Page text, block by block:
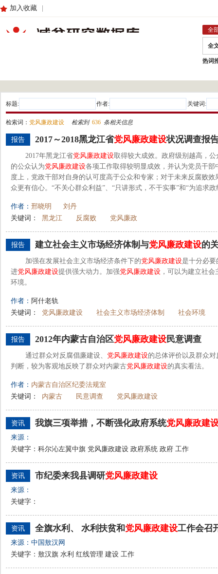
加入收藏
全
全
热词
标题: 作者: 关键词:
检索词： 党风廉政建设 检索到 636 条相关信息
报告 2017～2018黑龙江省党风廉政建设状况调查报
2017年黑龙江省党风廉政建设取得较大成效。政府级别越高，
的公众认为党风廉政建设各项工作取得较明显成效，并认为党员干
度上，党政干部对自身的认可度高于公众和专家；对于未来反腐败
众更有信心。“不关心群众利益”、“只讲形式，不干实事”和“为追求
作者： 邢晓明
刘丹
关键词：
黑龙江 反腐败 党风廉政
报告 建立社会主义市场经济体制与党风廉政建设的
加强在发展社会主义市场经济条件下的党风廉政建设是十分必
进党风廉政建设提供强大动力。加强党风廉政建设 ，可以为建立社
环境。
作者： 阿什老轨
关键词：
党风廉政建设 社会主义市场经济体制 社会环境
报告 2012年内蒙古自治区党风廉政建设民意调查
通过群众对反腐倡廉建设、 党风廉政建设的总体评价以及群众
判断，较为客观地反映了群众对内蒙古党风廉政建设的真实看法。
作者： 内蒙古自治区纪委法规室
关键词：
内蒙古 民意调查 党风廉政建设
资讯 我旗三项举措，不断强化政府系统党风廉政建
来源：
关键字：科尔沁左翼中旗 党风廉政建设 政府系统 政府 工作
资讯 市纪委来我县调研党风廉政建设
来源：
关键字：
资讯 全旗水利、 水利扶贫和 党风廉政建设工作会召
来源：中国敖汉网
关键字：敖汉旗 水利 红线管理 建设 工作